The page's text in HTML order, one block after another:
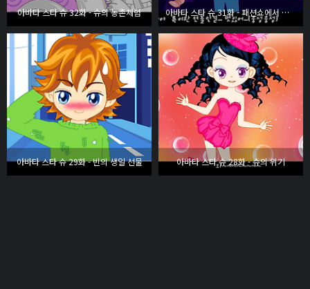
아바타 스타 슈 32화 - 슈의 농촌체험 아바타 스타 슈 31화 - 패션쇼에서 생긴 일
아바타 스타 슈 29화 - 빈의 생일 선물 아바타 스타 슈 28화 - 슈의 위기